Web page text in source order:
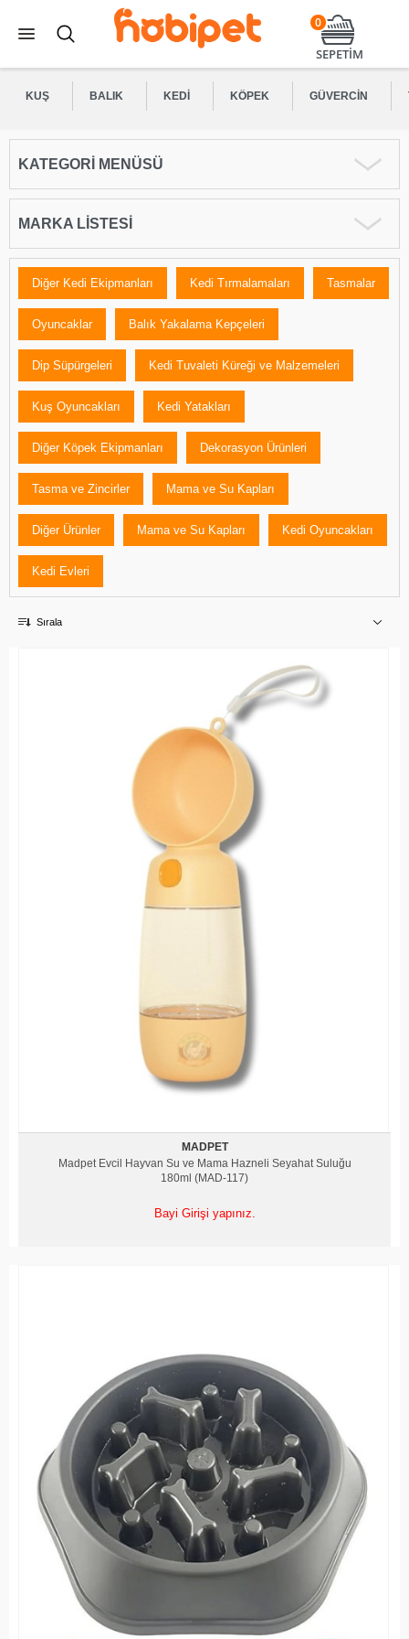
0
SEPETİM
KUŞ BALIK KEDI KÖPEK GÜVERCIN
KATEGORI MENÜSÜ
MARKA LISTESI
Diğer Kedi Ekipmanları Kedi Tırmalamaları Tasmalar
Oyuncaklar Balık Yakalama Kepçeleri
Dip Süpürgeleri Kedi Tuvaleti Küreği ve Malzemeleri
Kuş Oyuncakları Kedi Yatakları
Diğer Köpek Ekipmanları Dekorasyon Ürünleri
Tasma ve Zincirler Mama ve Su Kapları
Diğer Ürünler Mama ve Su Kapları Kedi Oyuncakları
Kedi Evleri
Sırala
MADPET
Madpet Evcil Hayvan Su ve Mama Hazneli Seyahat Suluğu
180ml (MAD-117)
Bayi Girişi yapınız.